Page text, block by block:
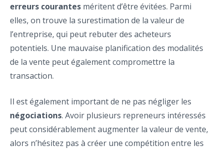
erreurs courantes méritent d’être évitées. Parmi
elles, on trouve la surestimation de la valeur de
l’entreprise, qui peut rebuter des acheteurs
potentiels. Une mauvaise planification des modalités
de la vente peut également compromettre la
transaction.
Il est également important de ne pas négliger les
négociations. Avoir plusieurs repreneurs intéressés
peut considérablement augmenter la valeur de vente,
alors n’hésitez pas à créer une compétition entre les